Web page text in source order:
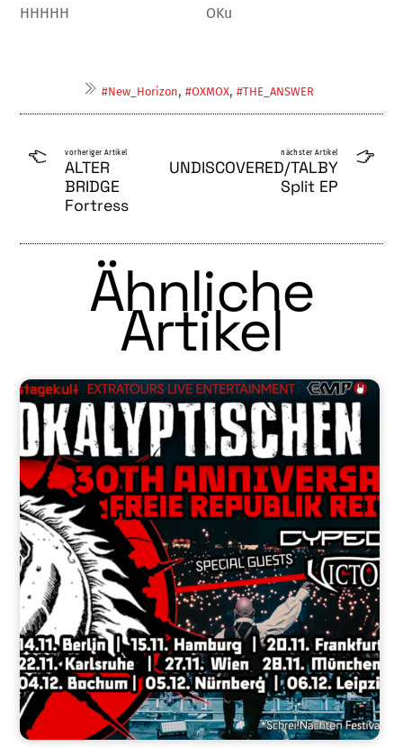
HHHHH OKu
#New_Horizon, #OXMOX, #THE_ANSWER
vorheriger Artikel
ALTER
BRIDGE
Fortress
nächster Artikel
UNDISCOVERED/TALBY
Split EP
Ähnliche
Artikel